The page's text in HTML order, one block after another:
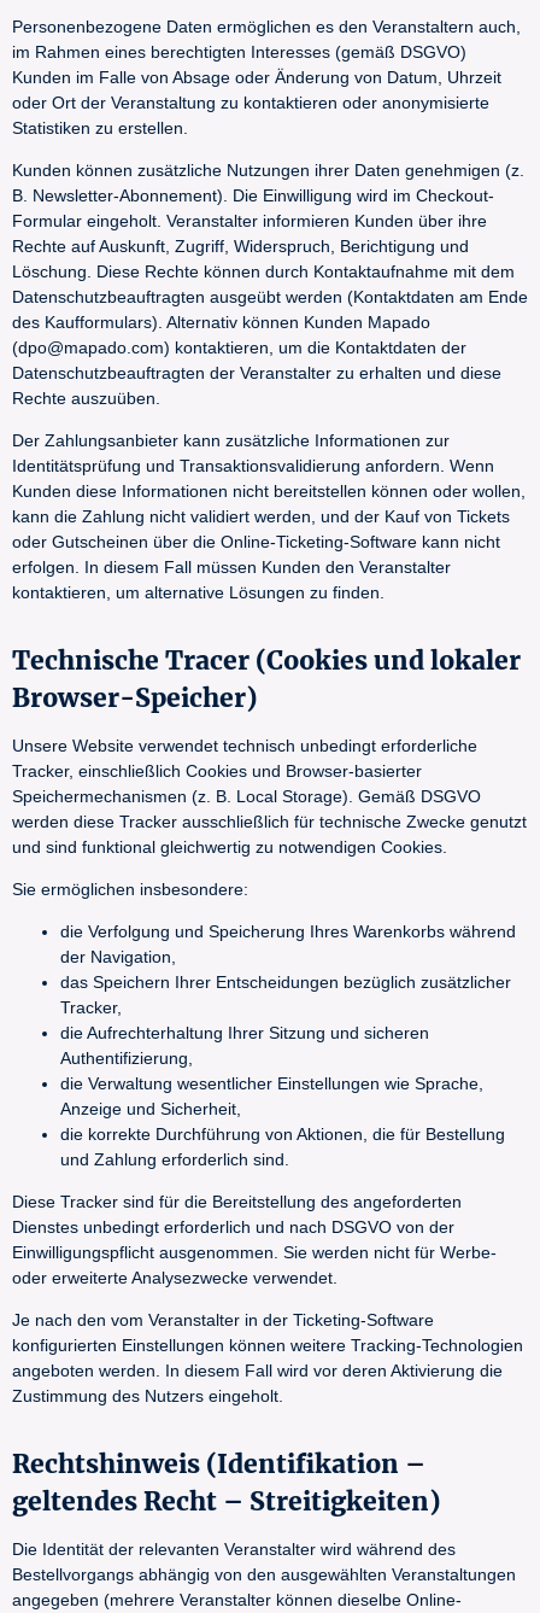
Personenbezogene Daten ermöglichen es den Veranstaltern auch,
im Rahmen eines berechtigten Interesses (gemäß DSGVO)
Kunden im Falle von Absage oder Änderung von Datum, Uhrzeit
oder Ort der Veranstaltung zu kontaktieren oder anonymisierte
Statistiken zu erstellen.
Kunden können zusätzliche Nutzungen ihrer Daten genehmigen (z.
B. Newsletter-Abonnement). Die Einwilligung wird im Checkout-
Formular eingeholt. Veranstalter informieren Kunden über ihre
Rechte auf Auskunft, Zugriff, Widerspruch, Berichtigung und
Löschung. Diese Rechte können durch Kontaktaufnahme mit dem
Datenschutzbeauftragten ausgeübt werden (Kontaktdaten am Ende
des Kaufformulars). Alternativ können Kunden Mapado
(dpo@mapado.com) kontaktieren, um die Kontaktdaten der
Datenschutzbeauftragten der Veranstalter zu erhalten und diese
Rechte auszuüben.
Der Zahlungsanbieter kann zusätzliche Informationen zur
Identitätsprüfung und Transaktionsvalidierung anfordern. Wenn
Kunden diese Informationen nicht bereitstellen können oder wollen,
kann die Zahlung nicht validiert werden, und der Kauf von Tickets
oder Gutscheinen über die Online-Ticketing-Software kann nicht
erfolgen. In diesem Fall müssen Kunden den Veranstalter
kontaktieren, um alternative Lösungen zu finden.
Technische Tracer (Cookies und lokaler
Browser-Speicher)
Unsere Website verwendet technisch unbedingt erforderliche
Tracker, einschließlich Cookies und Browser-basierter
Speichermechanismen (z. B. Local Storage). Gemäß DSGVO
werden diese Tracker ausschließlich für technische Zwecke genutzt
und sind funktional gleichwertig zu notwendigen Cookies.
Sie ermöglichen insbesondere:
die Verfolgung und Speicherung Ihres Warenkorbs während
der Navigation,
das Speichern Ihrer Entscheidungen bezüglich zusätzlicher
Tracker,
die Aufrechterhaltung Ihrer Sitzung und sicheren
Authentifizierung,
die Verwaltung wesentlicher Einstellungen wie Sprache,
Anzeige und Sicherheit,
die korrekte Durchführung von Aktionen, die für Bestellung
und Zahlung erforderlich sind.
Diese Tracker sind für die Bereitstellung des angeforderten
Dienstes unbedingt erforderlich und nach DSGVO von der
Einwilligungspflicht ausgenommen. Sie werden nicht für Werbe-
oder erweiterte Analysezwecke verwendet.
Je nach den vom Veranstalter in der Ticketing-Software
konfigurierten Einstellungen können weitere Tracking-Technologien
angeboten werden. In diesem Fall wird vor deren Aktivierung die
Zustimmung des Nutzers eingeholt.
Rechtshinweis (Identifikation –
geltendes Recht – Streitigkeiten)
Die Identität der relevanten Veranstalter wird während des
Bestellvorgangs abhängig von den ausgewählten Veranstaltungen
angegeben (mehrere Veranstalter können dieselbe Online-